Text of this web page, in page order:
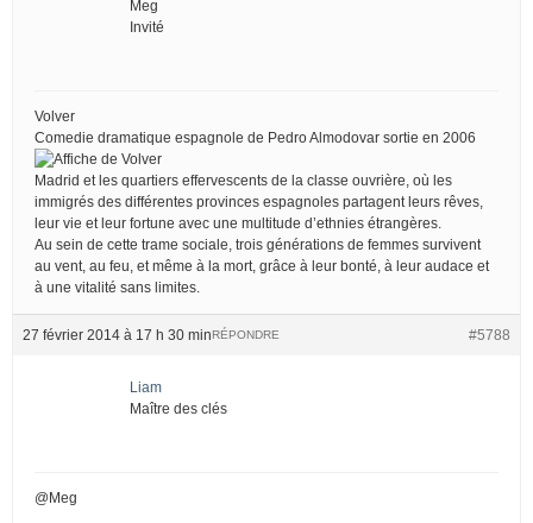
Meg
Invité
Volver
Comedie dramatique espagnole de Pedro Almodovar sortie en 2006
Madrid et les quartiers effervescents de la classe ouvrière, où les
immigrés des différentes provinces espagnoles partagent leurs rêves,
leur vie et leur fortune avec une multitude d’ethnies étrangères.
Au sein de cette trame sociale, trois générations de femmes survivent
au vent, au feu, et même à la mort, grâce à leur bonté, à leur audace et
à une vitalité sans limites.
27 février 2014 à 17 h 30 min #5788
RÉPONDRE
Liam
Maître des clés
@Meg